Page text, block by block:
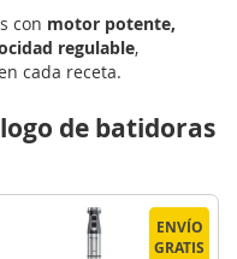
con motor potente,
regulable,
cada receta.
de batidoras
ENVÍO
GRATIS
ENVÍO
GRATIS